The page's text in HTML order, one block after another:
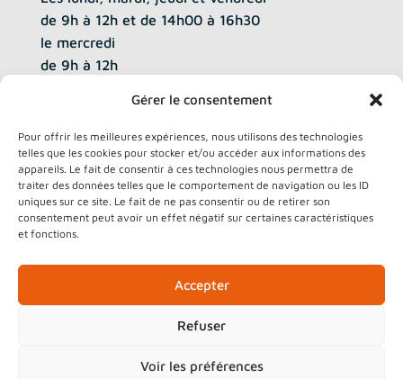
Gérer le consentement
Pour offrir les meilleures expériences, nous utilisons des technologies
telles que les cookies pour stocker et/ou accéder aux informations des
appareils. Le fait de consentir à ces technologies nous permettra de
traiter des données telles que le comportement de navigation ou les ID
uniques sur ce site. Le fait de ne pas consentir ou de retirer son
consentement peut avoir un effet négatif sur certaines caractéristiques
et fonctions.
Accepter
Refuser
Voir les préférences
de 9h à 12h et de 14h00 à 16h30
le mercredi
de 9h à 12h
RESTONS CONNECTÉS